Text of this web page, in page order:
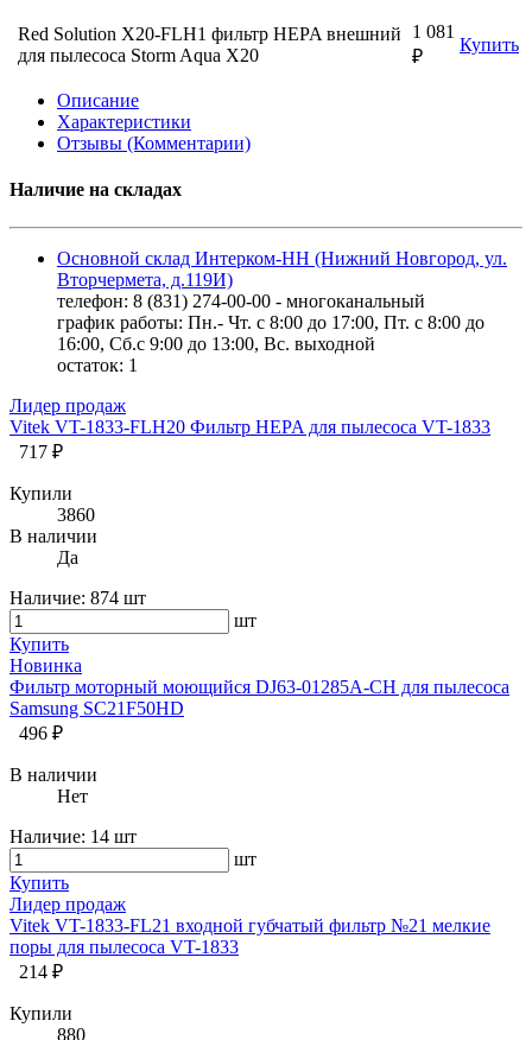
Red Solution X20-FLH1 фильтр HEPA внешний
для пылесоса Storm Aqua X20
1 081
₽
Купить
Описание
Характеристики
Отзывы (Комментарии)
Наличие на складах
Основной склад Интерком-НН (Нижний Новгород, ул.
Вторчермета, д.119И)
телефон: 8 (831) 274-00-00 - многоканальный
график работы: Пн.- Чт. с 8:00 до 17:00, Пт. с 8:00 до
16:00, Сб.с 9:00 до 13:00, Вс. выходной
остаток: 1
Лидер продаж
Vitek VT-1833-FLH20 Фильтр HEPA для пылесоса VT-1833
717 ₽
Купили
3860
В наличии
Да
Наличие: 874 шт
шт
Купить
Новинка
Фильтр моторный моющийся DJ63-01285A-CH для пылесоса
Samsung SC21F50HD
496 ₽
В наличии
Нет
Наличие: 14 шт
шт
Купить
Лидер продаж
Vitek VT-1833-FL21 входной губчатый фильтр №21 мелкие
поры для пылесоса VT-1833
214 ₽
Купили
880